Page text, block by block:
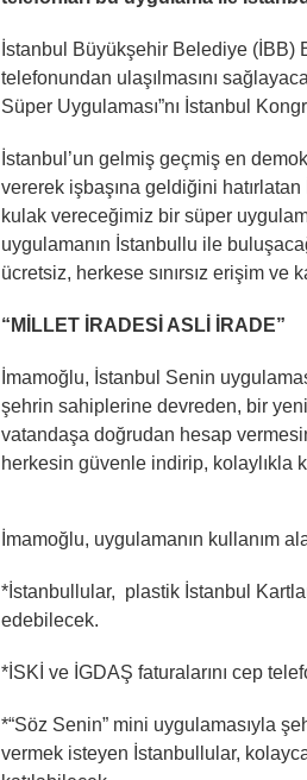
İstanbul Büyükşehir Belediye (İBB)
telefonundan ulaşılmasını
Süper Uygulaması”nı İstanbul
İstanbul’un gelmiş geçmiş en
vererek işbaşına geldiğini
kulak vereceğimiz bir süper
uygulamanın İstanbullu ile
ücretsiz, herkese sınırsız erişim ve
“MİLLET İRADESİ ASLİ İRADE”
İmamoğlu, İstanbul Senin
şehrin sahiplerine devreden, bir
vatandaşa doğrudan hesap
herkesin güvenle indirip, kolaylıkla
İmamoğlu, uygulamanın kullanım
*İstanbullular, plastik İstanbul
edebilecek.
*İSKİ ve İGDAŞ faturalarını cep
*“Söz Senin” mini uygulamasıyla
vermek isteyen İstanbullular,